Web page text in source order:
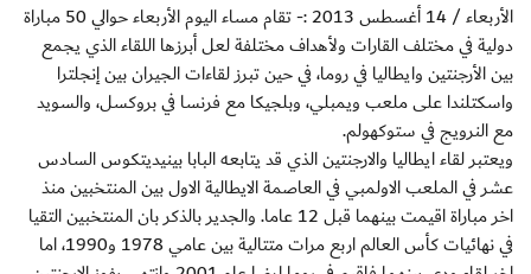
الأربعاء / 14 أغسطس 2013 :- تقام مساء اليوم الأربعاء حوالي 50 مباراة
دولية في مختلف القارات ولأهداف مختلفة لعل أبرزها اللقاء الذي يجمع
بين الأرجنتين وايطاليا في روما، في حين تبرز لقاءات الجيران بين إنجلترا
واسكتلندا على ملعب ويمبلي، وبلجيكا مع فرنسا في بروكسل، والسويد
مع النرويج في ستوكهولم.
ويعتبر لقاء ايطاليا والارجنتين الذي قد يتابعه البابا بينيديتكوس السادس
عشر في الملعب الاولمبي في العاصمة الايطالية الاول بين المنتخبين منذ
اخر مباراة اقيمت بينهما قبل 12 عاما. والجدير بالذكر بان المنتخبين التقيا
في نهائيات كأس العالم اربع مرات متتالية بين عامي 1978 و1990، اما